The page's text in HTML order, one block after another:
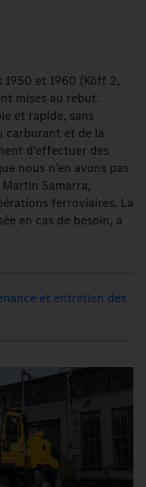
1950 et 1960 (Köff 2,
mises au rebut.
et rapide, sans
carburant et de la
d’effectuer des
nous n’en avons pas
Samarra,
ferroviaires. La
en cas de besoin, a
et entretien des